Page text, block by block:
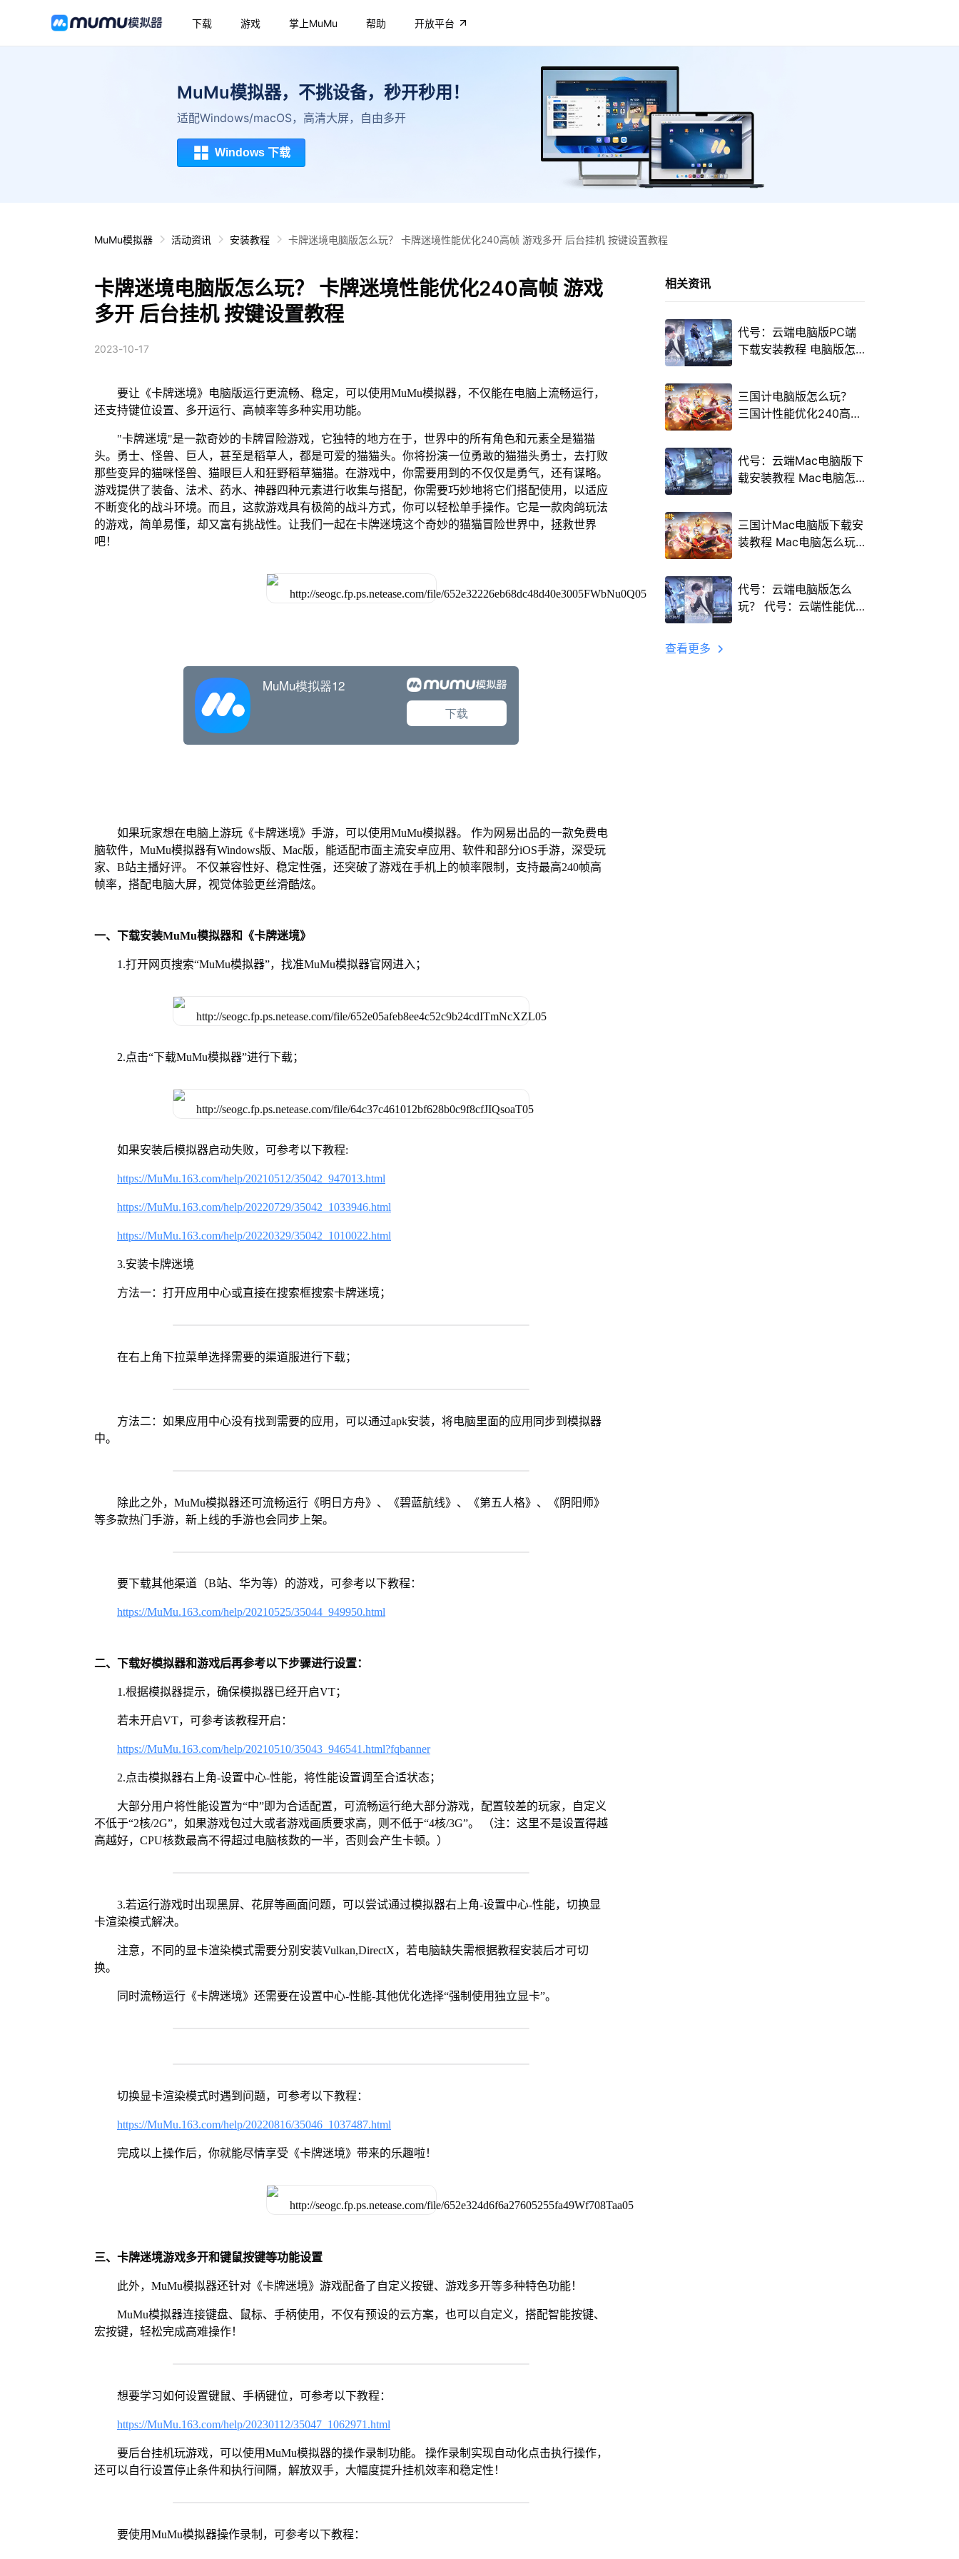
下载 游戏 掌上MuMu 帮助 开放平台
MuMu模拟器，不挑设备，秒开秒用！
适配Windows/macOS，高清大屏，自由多开
Windows 下载
MuMu模拟器 活动资讯 安装教程 卡牌迷境电脑版怎么玩？ 卡牌迷境性能优化240高帧 游戏多开 后台挂机 按键设置教程
卡牌迷境电脑版怎么玩？ 卡牌迷境性能优化240高帧 游戏
多开 后台挂机 按键设置教程
2023-10-17
要让《卡牌迷境》电脑版运行更流畅、稳定，可以使用MuMu模拟器，不仅能在电脑上流畅运行，
还支持键位设置、多开运行、高帧率等多种实用功能。
"卡牌迷境"是一款奇妙的卡牌冒险游戏，它独特的地方在于，世界中的所有角色和元素全是猫猫
头。勇士、怪兽、巨人，甚至是稻草人，都是可爱的猫猫头。你将扮演一位勇敢的猫猫头勇士，去打败
那些变异的猫咪怪兽、猫眼巨人和狂野稻草猫猫。在游戏中，你需要用到的不仅仅是勇气，还有谋略。
游戏提供了装备、法术、药水、神器四种元素进行收集与搭配，你需要巧妙地将它们搭配使用，以适应
不断变化的战斗环境。而且，这款游戏具有极简的战斗方式，你可以轻松单手操作。它是一款肉鸽玩法
的游戏，简单易懂，却又富有挑战性。让我们一起在卡牌迷境这个奇妙的猫猫冒险世界中，拯救世界
吧！
如果玩家想在电脑上游玩《卡牌迷境》手游，可以使用MuMu模拟器。 作为网易出品的一款免费电
脑软件，MuMu模拟器有Windows版、Mac版，能适配市面主流安卓应用、软件和部分iOS手游，深受玩
家、B站主播好评。 不仅兼容性好、稳定性强，还突破了游戏在手机上的帧率限制，支持最高240帧高
帧率，搭配电脑大屏，视觉体验更丝滑酷炫。
一、下载安装MuMu模拟器和《卡牌迷境》
1.打开网页搜索“MuMu模拟器”，找准MuMu模拟器官网进入；
2.点击“下载MuMu模拟器”进行下载；
如果安装后模拟器启动失败，可参考以下教程:
https://MuMu.163.com/help/20210512/35042_947013.html
https://MuMu.163.com/help/20220729/35042_1033946.html
https://MuMu.163.com/help/20220329/35042_1010022.html
3.安装卡牌迷境
方法一：打开应用中心或直接在搜索框搜索卡牌迷境；
在右上角下拉菜单选择需要的渠道服进行下载；
方法二：如果应用中心没有找到需要的应用，可以通过apk安装，将电脑里面的应用同步到模拟器
中。
除此之外，MuMu模拟器还可流畅运行《明日方舟》、《碧蓝航线》、《第五人格》、《阴阳师》
等多款热门手游，新上线的手游也会同步上架。
要下载其他渠道（B站、华为等）的游戏，可参考以下教程：
https://MuMu.163.com/help/20210525/35044_949950.html
二、下载好模拟器和游戏后再参考以下步骤进行设置：
1.根据模拟器提示，确保模拟器已经开启VT；
若未开启VT，可参考该教程开启：
https://MuMu.163.com/help/20210510/35043_946541.html?fqbanner
2.点击模拟器右上角-设置中心-性能，将性能设置调至合适状态；
大部分用户将性能设置为“中”即为合适配置，可流畅运行绝大部分游戏，配置较差的玩家，自定义
不低于“2核/2G”，如果游戏包过大或者游戏画质要求高，则不低于“4核/3G”。 （注：这里不是设置得越
高越好，CPU核数最高不得超过电脑核数的一半，否则会产生卡顿。）
3.若运行游戏时出现黑屏、花屏等画面问题，可以尝试通过模拟器右上角-设置中心-性能，切换显
卡渲染模式解决。
注意，不同的显卡渲染模式需要分别安装Vulkan,DirectX，若电脑缺失需根据教程安装后才可切
换。
同时流畅运行《卡牌迷境》还需要在设置中心-性能-其他优化选择“强制使用独立显卡”。
切换显卡渲染模式时遇到问题，可参考以下教程：
https://MuMu.163.com/help/20220816/35046_1037487.html
完成以上操作后，你就能尽情享受《卡牌迷境》带来的乐趣啦！
三、卡牌迷境游戏多开和键鼠按键等功能设置
此外，MuMu模拟器还针对《卡牌迷境》游戏配备了自定义按键、游戏多开等多种特色功能！
MuMu模拟器连接键盘、鼠标、手柄使用，不仅有预设的云方案，也可以自定义，搭配智能按键、
宏按键，轻松完成高难操作！
想要学习如何设置键鼠、手柄键位，可参考以下教程：
https://MuMu.163.com/help/20230112/35047_1062971.html
要后台挂机玩游戏，可以使用MuMu模拟器的操作录制功能。 操作录制实现自动化点击执行操作，
还可以自行设置停止条件和执行间隔，解放双手，大幅度提升挂机效率和稳定性！
要使用MuMu模拟器操作录制，可参考以下教程：
相关资讯
代号：云端电脑版PC端
下载安装教程 电脑版怎
三国计电脑版怎么玩？
三国计性能优化240高帧
代号：云端Mac电脑版下
载安装教程 Mac电脑怎
三国计Mac电脑版下载安
装教程 Mac电脑怎么玩
代号：云端电脑版怎么
玩？ 代号：云端性能优
查看更多